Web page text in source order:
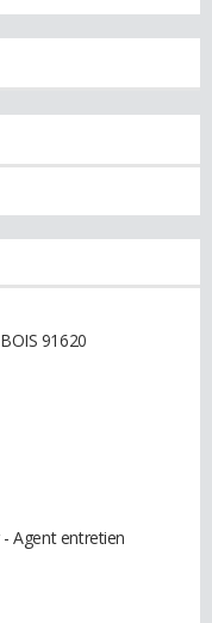
91620
Agent entretien